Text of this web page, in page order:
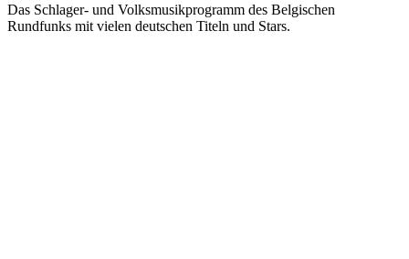
Das Schlager- und Volksmusikprogramm des Belgischen
Rundfunks mit vielen deutschen Titeln und Stars.